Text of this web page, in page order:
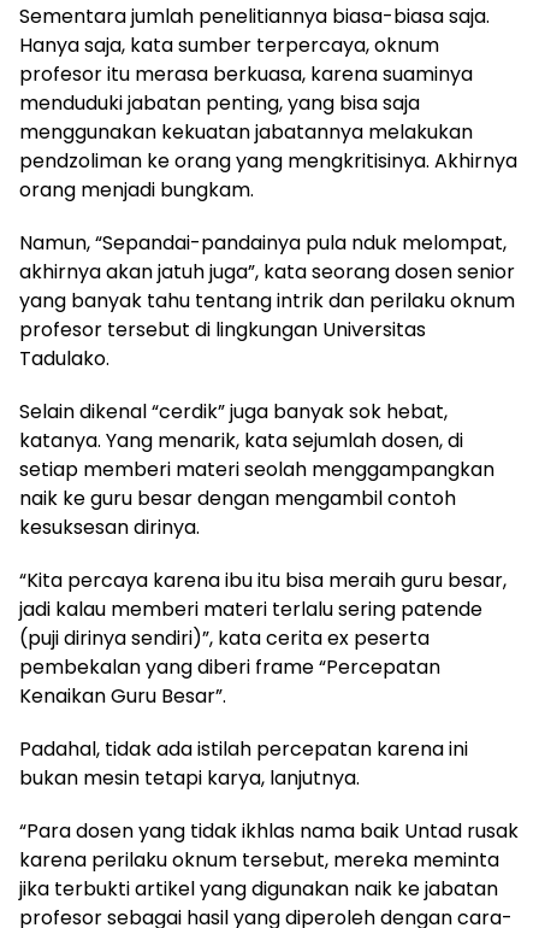
Sementara jumlah penelitiannya biasa-biasa saja.
Hanya saja, kata sumber terpercaya, oknum
profesor itu merasa berkuasa, karena suaminya
menduduki jabatan penting, yang bisa saja
menggunakan kekuatan jabatannya melakukan
pendzoliman ke orang yang mengkritisinya. Akhirnya
orang menjadi bungkam.
Namun, “Sepandai-pandainya pula nduk melompat,
akhirnya akan jatuh juga”, kata seorang dosen senior
yang banyak tahu tentang intrik dan perilaku oknum
profesor tersebut di lingkungan Universitas
Tadulako.
Selain dikenal “cerdik” juga banyak sok hebat,
katanya. Yang menarik, kata sejumlah dosen, di
setiap memberi materi seolah menggampangkan
naik ke guru besar dengan mengambil contoh
kesuksesan dirinya.
“Kita percaya karena ibu itu bisa meraih guru besar,
jadi kalau memberi materi terlalu sering patende
(puji dirinya sendiri)”, kata cerita ex peserta
pembekalan yang diberi frame “Percepatan
Kenaikan Guru Besar”.
Padahal, tidak ada istilah percepatan karena ini
bukan mesin tetapi karya, lanjutnya.
“Para dosen yang tidak ikhlas nama baik Untad rusak
karena perilaku oknum tersebut, mereka meminta
jika terbukti artikel yang digunakan naik ke jabatan
profesor sebagai hasil yang diperoleh dengan cara-